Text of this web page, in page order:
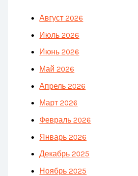
Август 2026
Июль 2026
Июнь 2026
Май 2026
Апрель 2026
Март 2026
Февраль 2026
Январь 2026
Декабрь 2025
Ноябрь 2025